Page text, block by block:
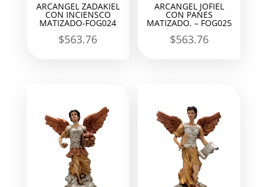
ARCANGEL ZADAKIEL
CON INCIENSCO
MATIZADO-FOG024
$563.76
ARCANGEL JOFIEL
CON PANES
MATIZADO. – FOG025
$563.76